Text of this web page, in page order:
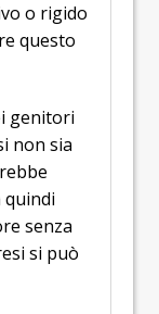
o rigido
questo
genitori
non sia
quindi
senza
si può